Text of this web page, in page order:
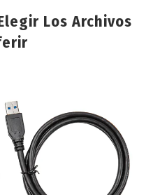
Los Archivos